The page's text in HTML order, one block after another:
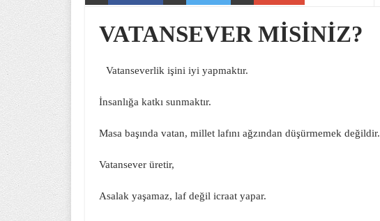
VATANSEVER MİSİNİZ?
Vatanseverlik işini iyi yapmaktır.
İnsanlığa katkı sunmaktır.
Masa başında vatan, millet lafını ağzından düşürmemek değildir.
Vatansever üretir,
Asalak yaşamaz, laf değil icraat yapar.